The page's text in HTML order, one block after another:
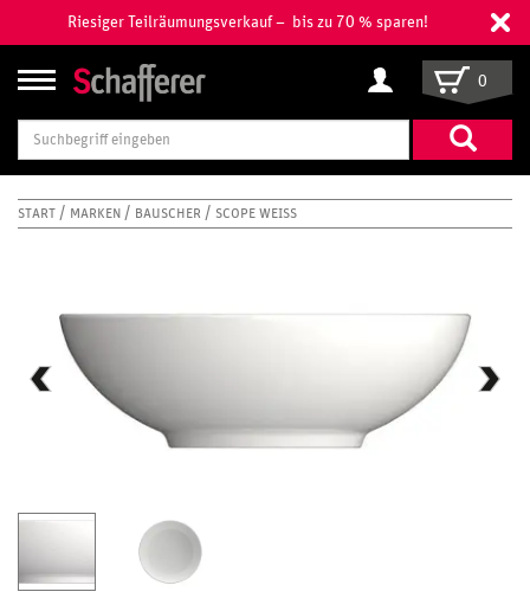
Riesiger Teilräumungsverkauf – bis zu 70 % sparen!
Suchbegriff
eingeben
0
START MARKEN BAUSCHER SCOPE WEISS